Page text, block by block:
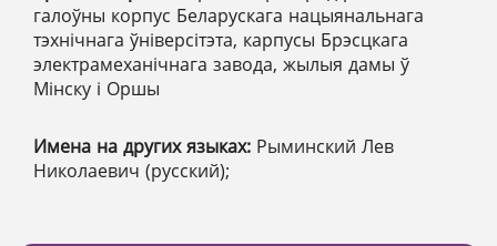
галоўны корпус Беларускага нацыянальнага
тэхнічнага ўніверсітэта, карпусы Брэсцкага
электрамеханічнага завода, жылыя дамы ў
Мінску і Оршы
Имена на других языках: Рыминский Лев
Николаевич (русский);